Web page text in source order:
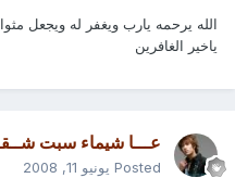
الله يرحمه يارب ويغفر له ويجعل
ياخير الغافرين
عـــا شيماء سبت
Posted يونيو 11, 2008